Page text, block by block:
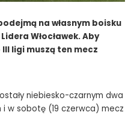
na własnym boisku
Włocławek. Aby
ligi muszą ten mecz
niebiesko-czarnym dwa
w sobotę (19 czerwca) mecz